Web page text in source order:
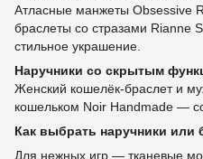
Атласные манжеты Obsessive
браслеты со стразами Rianne
стильное украшение.
Наручники со скрытым
Женский кошелёк-браслет и
кошельком Noir Handmade —
Как выбрать наручники или
Для нежных игр — тканевые